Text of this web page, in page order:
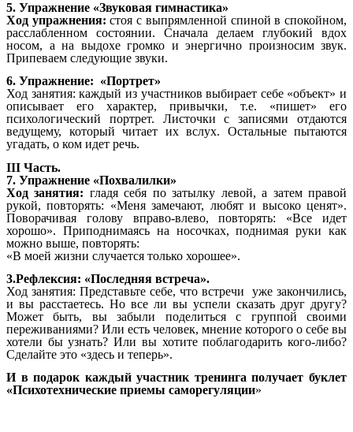
5. Упражнение «Звуковая гимнастика»
Ход упражнения:стоя с выпрямленной спиной в спокойном,
расслабленном состоянии. Сначала делаем глубокий вдох
носом, а на выдохе громко и энергично произносим звук.
Припеваем следующие звуки.
6. Упражнение: «Портрет»
Ход занятия: каждый из участников выбирает себе «объект» и
описывает его характер, привычки, т.е. «пишет» его
психологический портрет. Листочки с записями отдаются
ведущему, который читает их вслух. Остальные пытаются
угадать, о ком идет речь.
III Часть.
7. Упражнение «Похвалилки»
Ход занятия: гладя себя по затылку левой, а затем правой
рукой, повторять: «Меня замечают, любят и высоко ценят».
Поворачивая голову вправо-влево, повторять: «Все идет
хорошо». Приподнимаясь на носочках, поднимая руки как
можно выше, повторять:
«В моей жизни случается только хорошее».
3.Рефлексия: «Последняя встреча».
Ход занятия: Представьте себе, что встречи уже закончились,
и вы расстаетесь. Но все ли вы успели сказать друг другу?
Может быть, вы забыли поделиться с группой своими
переживаниями? Или есть человек, мнение которого о себе вы
хотели бы узнать? Или вы хотите поблагодарить кого-либо?
Сделайте это «здесь и теперь».
И в подарок каждый участник тренинга получает буклет
«Психотехнические приемы саморегуляции»